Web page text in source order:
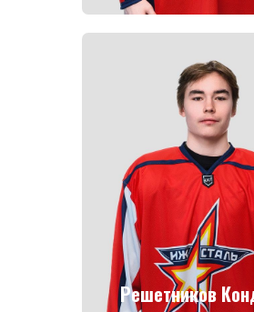
Решетников